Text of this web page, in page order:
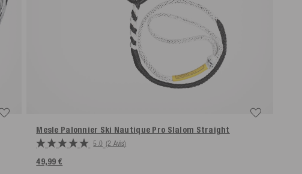
Mesle Palonnier Ski Nautique Pro Slalom Straight
5.0 (2 Avis)
49,99 €